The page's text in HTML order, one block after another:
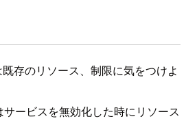
存のリソース、制限に気をつけよ
ービスを無効化した時にリソース